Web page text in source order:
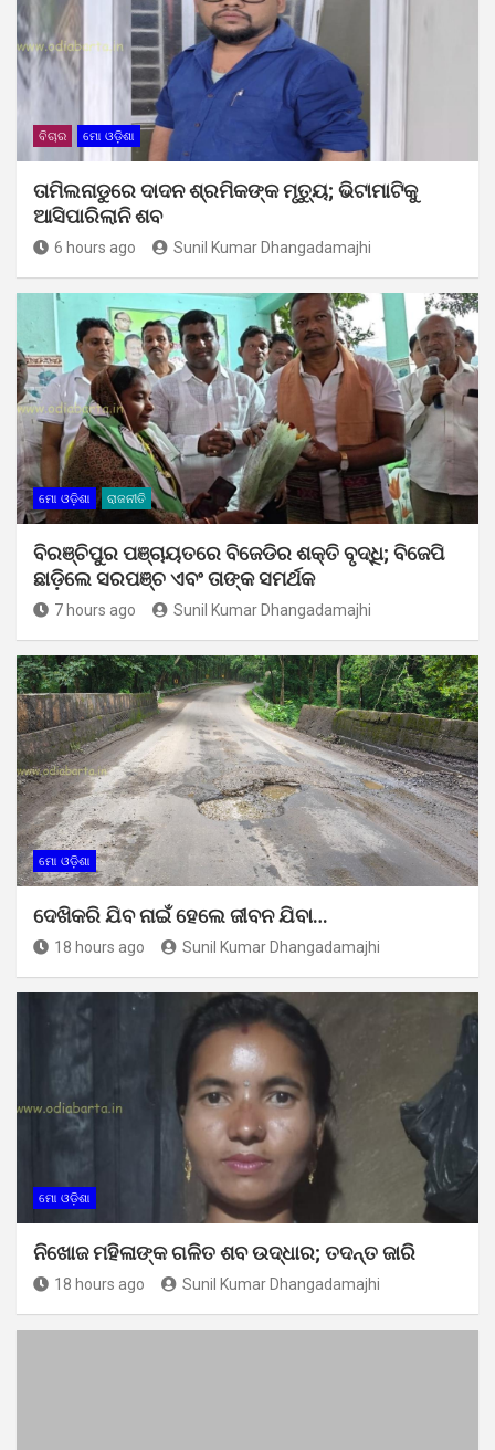
ବିଚାର ମୋ ଓଡ଼ିଶା
ତାମିଲନାଡୁରେ ଦାଦନ ଶ୍ରମିକଙ୍କ ମୃତ୍ୟୁ; ଭିଟାମାଟିକୁ
ଆସିପାରିଲାନି ଶବ
6 hours ago Sunil Kumar Dhangadamajhi
ମୋ ଓଡ଼ିଶା ରାଜନୀତି
ବିରଞ୍ଚିପୁର ପଞ୍ଚାୟତରେ ବିଜେଡିର ଶକ୍ତି ବୃଦ୍ଧି; ବିଜେପି
ଛାଡ଼ିଲେ ସରପଞ୍ଚ ଏବଂ ତାଙ୍କ ସମର୍ଥକ
7 hours ago Sunil Kumar Dhangadamajhi
ମୋ ଓଡ଼ିଶା
ଦେଖିକରି ଯିବ ନାଇଁ ହେଲେ ଜୀବନ ଯିବା…
18 hours ago Sunil Kumar Dhangadamajhi
ମୋ ଓଡ଼ିଶା
ନିଖୋଜ ମହିଳାଙ୍କ ଗଳିତ ଶବ ଉଦ୍ଧାର; ତଦନ୍ତ ଜାରି
18 hours ago Sunil Kumar Dhangadamajhi